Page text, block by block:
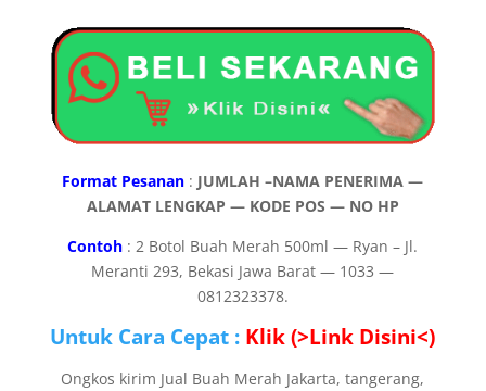
Format Pesanan : JUMLAH –NAMA PENERIMA —
ALAMAT LENGKAP — KODE POS — NO HP
Contoh : 2 Botol Buah Merah 500ml — Ryan – Jl.
Meranti 293, Bekasi Jawa Barat — 1033 —
0812323378.
Untuk Cara Cepat : Klik (>Link Disini<)
Ongkos kirim Jual Buah Merah Jakarta, tangerang,